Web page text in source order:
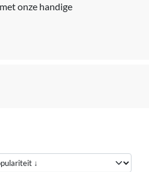
onze handige